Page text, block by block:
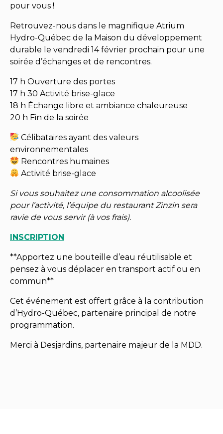
pour vous !
Retrouvez-nous dans le magnifique Atrium
Hydro-Québec de la Maison du développement
durable le vendredi 14 février prochain pour une
soirée d’échanges et de rencontres.
17 h Ouverture des portes
17 h 30 Activité brise-glace
18 h Échange libre et ambiance chaleureuse
20 h Fin de la soirée
Célibataires ayant des valeurs
environnementales
Rencontres humaines
Activité brise-glace
Si vous souhaitez une consommation alcoolisée
pour l’activité, l’équipe du restaurant Zinzin sera
ravie de vous servir (à vos frais).
INSCRIPTION
**Apportez une bouteille d’eau réutilisable et
pensez à vous déplacer en transport actif ou en
commun**
Cet événement est offert grâce à la contribution
d’Hydro-Québec, partenaire principal de notre
programmation.
Merci à Desjardins, partenaire majeur de la MDD.